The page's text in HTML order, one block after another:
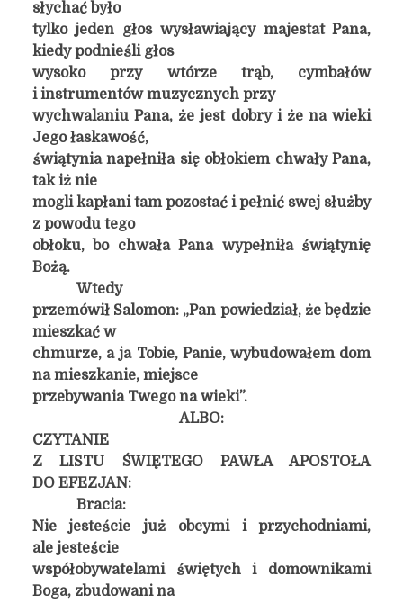
słychać było
tylko jeden głos wysławiający majestat Pana,
kiedy podnieśli głos
wysoko przy wtórze trąb, cymbałów
i instrumentów muzycznych przy
wychwalaniu Pana, że jest dobry i że na wieki
Jego łaskawość,
świątynia napełniła się obłokiem chwały Pana,
tak iż nie
mogli kapłani tam pozostać i pełnić swej służby
z powodu tego
obłoku, bo chwała Pana wypełniła świątynię
Bożą.
Wtedy
przemówił Salomon: „Pan powiedział, że będzie
mieszkać w
chmurze, a ja Tobie, Panie, wybudowałem dom
na mieszkanie, miejsce
przebywania Twego na wieki”.
ALBO:
CZYTANIE
Z LISTU ŚWIĘTEGO PAWŁA APOSTOŁA
DO EFEZJAN:
Bracia:
Nie jesteście już obcymi i przychodniami,
ale jesteście
współobywatelami świętych i domownikami
Boga, zbudowani na